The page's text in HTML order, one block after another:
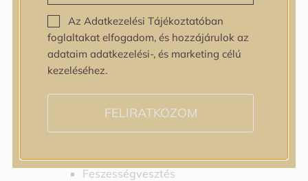
Zsíros
Bőrprobléma
Bőrprobléma
Bőrpír
Dehidratált bőr
Egyenetlen bőrtextúra
Egyenetlen tónus
Fakóság
Feszességvesztés
Az Adatkezelési Tájékoztatóban
foglaltakat elfogadom, és hozzájárulok az
adataim adatkezelési-, és marketing célú
kezeléséhez.
FELIRATKOZOM